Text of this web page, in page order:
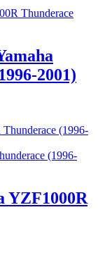
Thunderace
2001)
(1996-
YZF1000R